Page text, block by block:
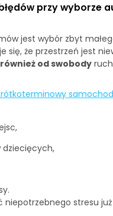
przy wyborze
jest wybór zbyt
się, że przestrzeń jest
od swobody
niepotrzebnego stresu